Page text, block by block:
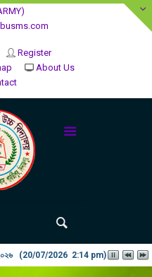
Register
About Us
শিশু থেকে নবম শ্রেণি পযর্ন্ত ফরম বিতরন